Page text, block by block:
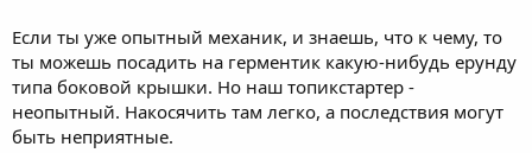
Если ты уже опытный механик, и знаешь, что к чему, то
ты можешь посадить на герментик какую-нибудь ерунду
типа боковой крышки. Но наш топикстартер -
неопытный. Накосячить там легко, а последствия могут
быть неприятные.